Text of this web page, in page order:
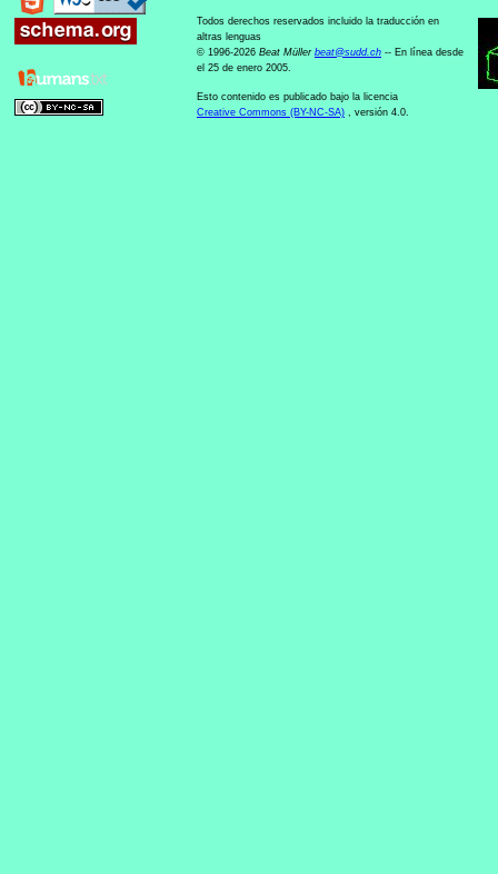
Todos derechos reservados incluido la traducción en
altras lenguas
© 1996-2026 Beat Müller beat@sudd.ch -- En línea desde
el 25 de enero 2005.
Esto contenido es publicado bajo la licencia
Creative Commons (BY-NC-SA) , versión 4.0.